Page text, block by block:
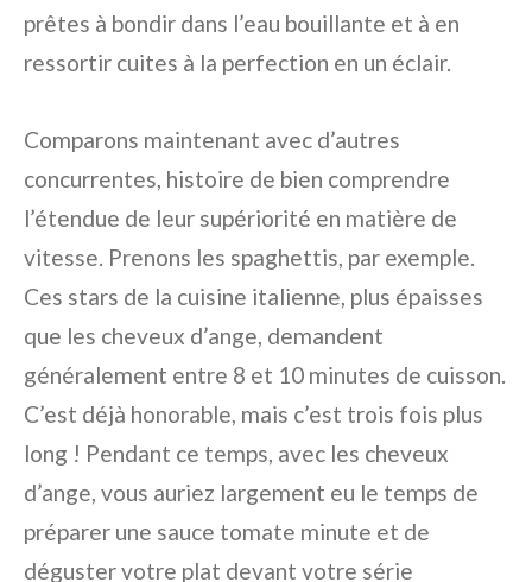
prêtes à bondir dans l’eau bouillante et à en
ressortir cuites à la perfection en un éclair.
Comparons maintenant avec d’autres
concurrentes, histoire de bien comprendre
l’étendue de leur supériorité en matière de
vitesse. Prenons les spaghettis, par exemple.
Ces stars de la cuisine italienne, plus épaisses
que les cheveux d’ange, demandent
généralement entre 8 et 10 minutes de cuisson.
C’est déjà honorable, mais c’est trois fois plus
long ! Pendant ce temps, avec les cheveux
d’ange, vous auriez largement eu le temps de
préparer une sauce tomate minute et de
déguster votre plat devant votre série